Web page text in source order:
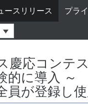
ースリリース プラ
慶応コンテ
的に導入
員が登録し